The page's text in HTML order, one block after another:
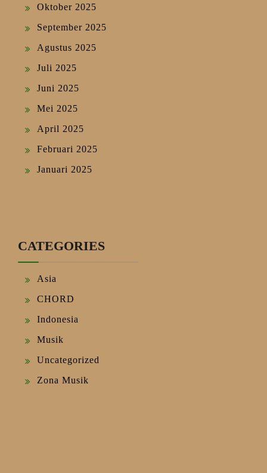
Oktober 2025
September 2025
Agustus 2025
Juli 2025
Juni 2025
Mei 2025
April 2025
Februari 2025
Januari 2025
CATEGORIES
Asia
CHORD
Indonesia
Musik
Uncategorized
Zona Musik